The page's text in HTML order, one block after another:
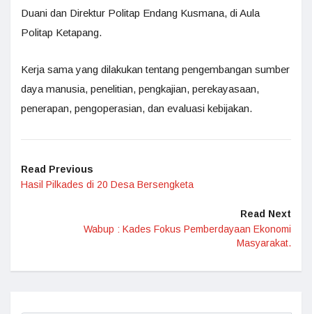
Duani dan Direktur Politap Endang Kusmana, di Aula
Politap Ketapang.
Kerja sama yang dilakukan tentang pengembangan sumber
daya manusia, penelitian, pengkajian, perekayasaan,
penerapan, pengoperasian, dan evaluasi kebijakan.
Read Previous
Hasil Pilkades di 20 Desa Bersengketa
Read Next
Wabup : Kades Fokus Pemberdayaan Ekonomi
Masyarakat.